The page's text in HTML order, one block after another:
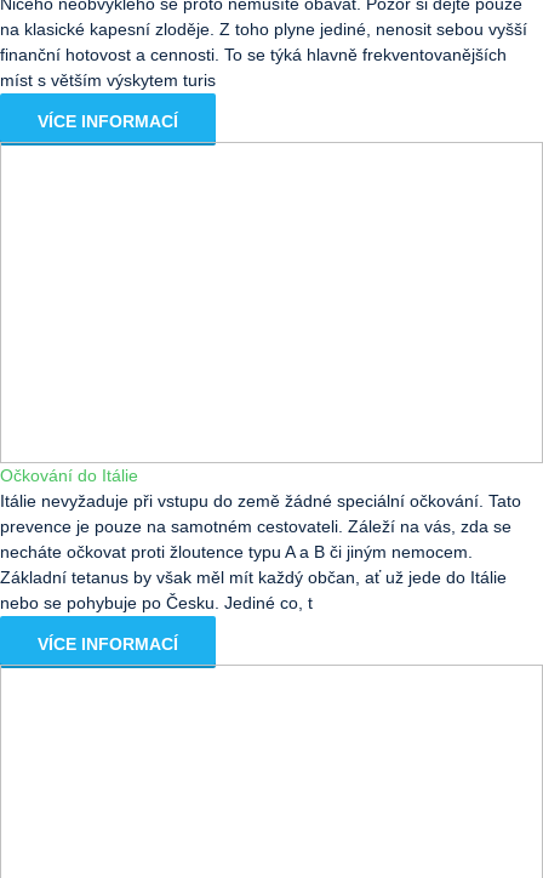
na klasické kapesní zloděje. Z toho plyne jediné, nenosit sebou vyšší
finanční hotovost a cennosti. To se týká hlavně frekventovanějších
míst s větším výskytem turis
VÍCE INFORMACÍ
Očkování do Itálie
Itálie nevyžaduje při vstupu do země žádné speciální očkování. Tato
prevence je pouze na samotném cestovateli. Záleží na vás, zda se
necháte očkovat proti žloutence typu A a B či jiným nemocem.
Základní tetanus by však měl mít každý občan, ať už jede do Itálie
nebo se pohybuje po Česku. Jediné co, t
VÍCE INFORMACÍ